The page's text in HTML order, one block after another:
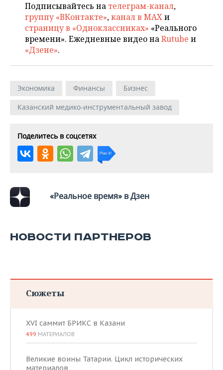
Подписывайтесь на телеграм-канал,
группу «ВКонтакте»,канал в MAXи
страницу в «Одноклассниках» «Реального
времени». Ежедневные видео наRutube и
«Дзене».
Экономика Финансы
Бизнес
Казанский медико-инструментальный завод
Поделитесь в соцсетях
«Реальное время» в Дзен
НОВОСТИ ПАРТНЕРОВ
Сюжеты
XVI саммит БРИКС в Казани
499 МАТЕРИАЛОВ
Великие воины Татарии. Цикл исторических
материалов